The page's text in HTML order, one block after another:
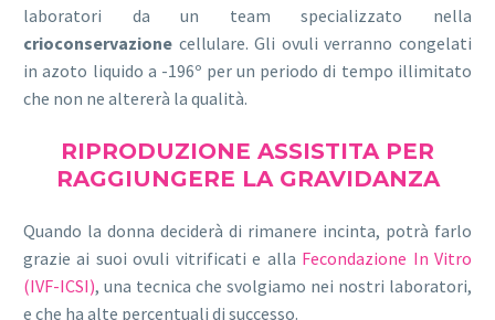
laboratori da un team specializzato nella
crioconservazione cellulare. Gli ovuli verranno congelati
in azoto liquido a -196º per un periodo di tempo illimitato
che non ne altererà la qualità.
RIPRODUZIONE ASSISTITA PER
RAGGIUNGERE LA GRAVIDANZA
Quando la donna deciderà di rimanere incinta, potrà farlo
grazie ai suoi ovuli vitrificati e alla Fecondazione In Vitro
(IVF-ICSI), una tecnica che svolgiamo nei nostri laboratori,
e che ha alte percentuali di successo.